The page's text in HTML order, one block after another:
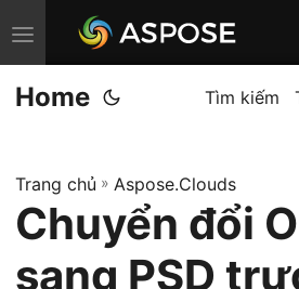
C
h
u
n
đ
i
Home Tìm kiếm
Trang chủ » Aspose.Clouds
Chuyển đổi
sang PSD